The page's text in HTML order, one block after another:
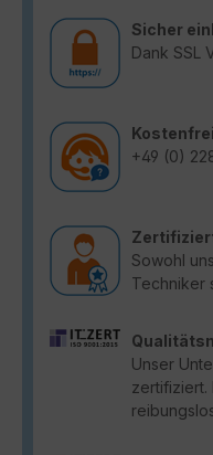
Sicher
Dank SSL
+49 (0)
Sowohl
Techniker
Unser
zertifiziert.